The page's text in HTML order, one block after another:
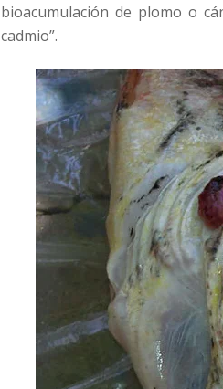
bioacumulación de plomo o
cadmio”.